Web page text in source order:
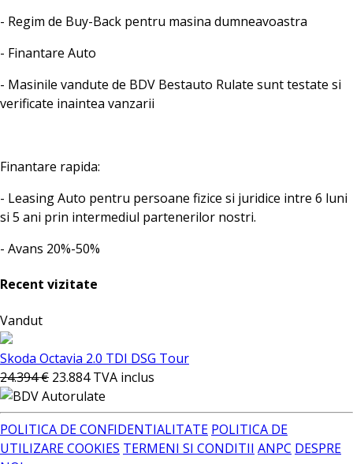
- Regim de Buy-Back pentru masina dumneavoastra
- Finantare Auto
- Masinile vandute de BDV Bestauto Rulate sunt testate si
verificate inaintea vanzarii
Finantare rapida:
- Leasing Auto pentru persoane fizice si juridice intre 6 luni
si 5 ani prin intermediul partenerilor nostri.
- Avans 20%-50%
Recent vizitate
Vandut
Skoda Octavia 2.0 TDI DSG Tour
24.394 € 23.884TVA inclus
POLITICA DE CONFIDENTIALITATE POLITICA DE
UTILIZARE COOKIES TERMENI SI CONDITII ANPC DESPRE